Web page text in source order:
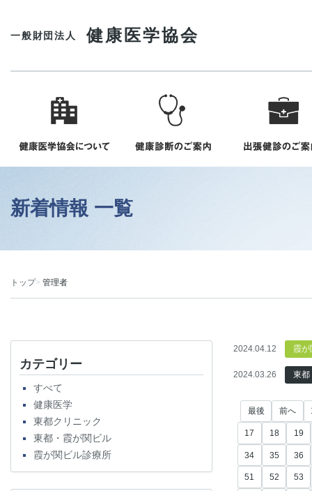
一般財団法人 健康医学協会
新着情報 一覧
トップ 管理者
カテゴリー
すべて
健康医学
東都クリニック
東都・霞が関ビル
霞が関ビル診療所
2024.04.12 霞
2024.03.26 東都
最後 前へ
17 18 19
34 35 36
51 52 53